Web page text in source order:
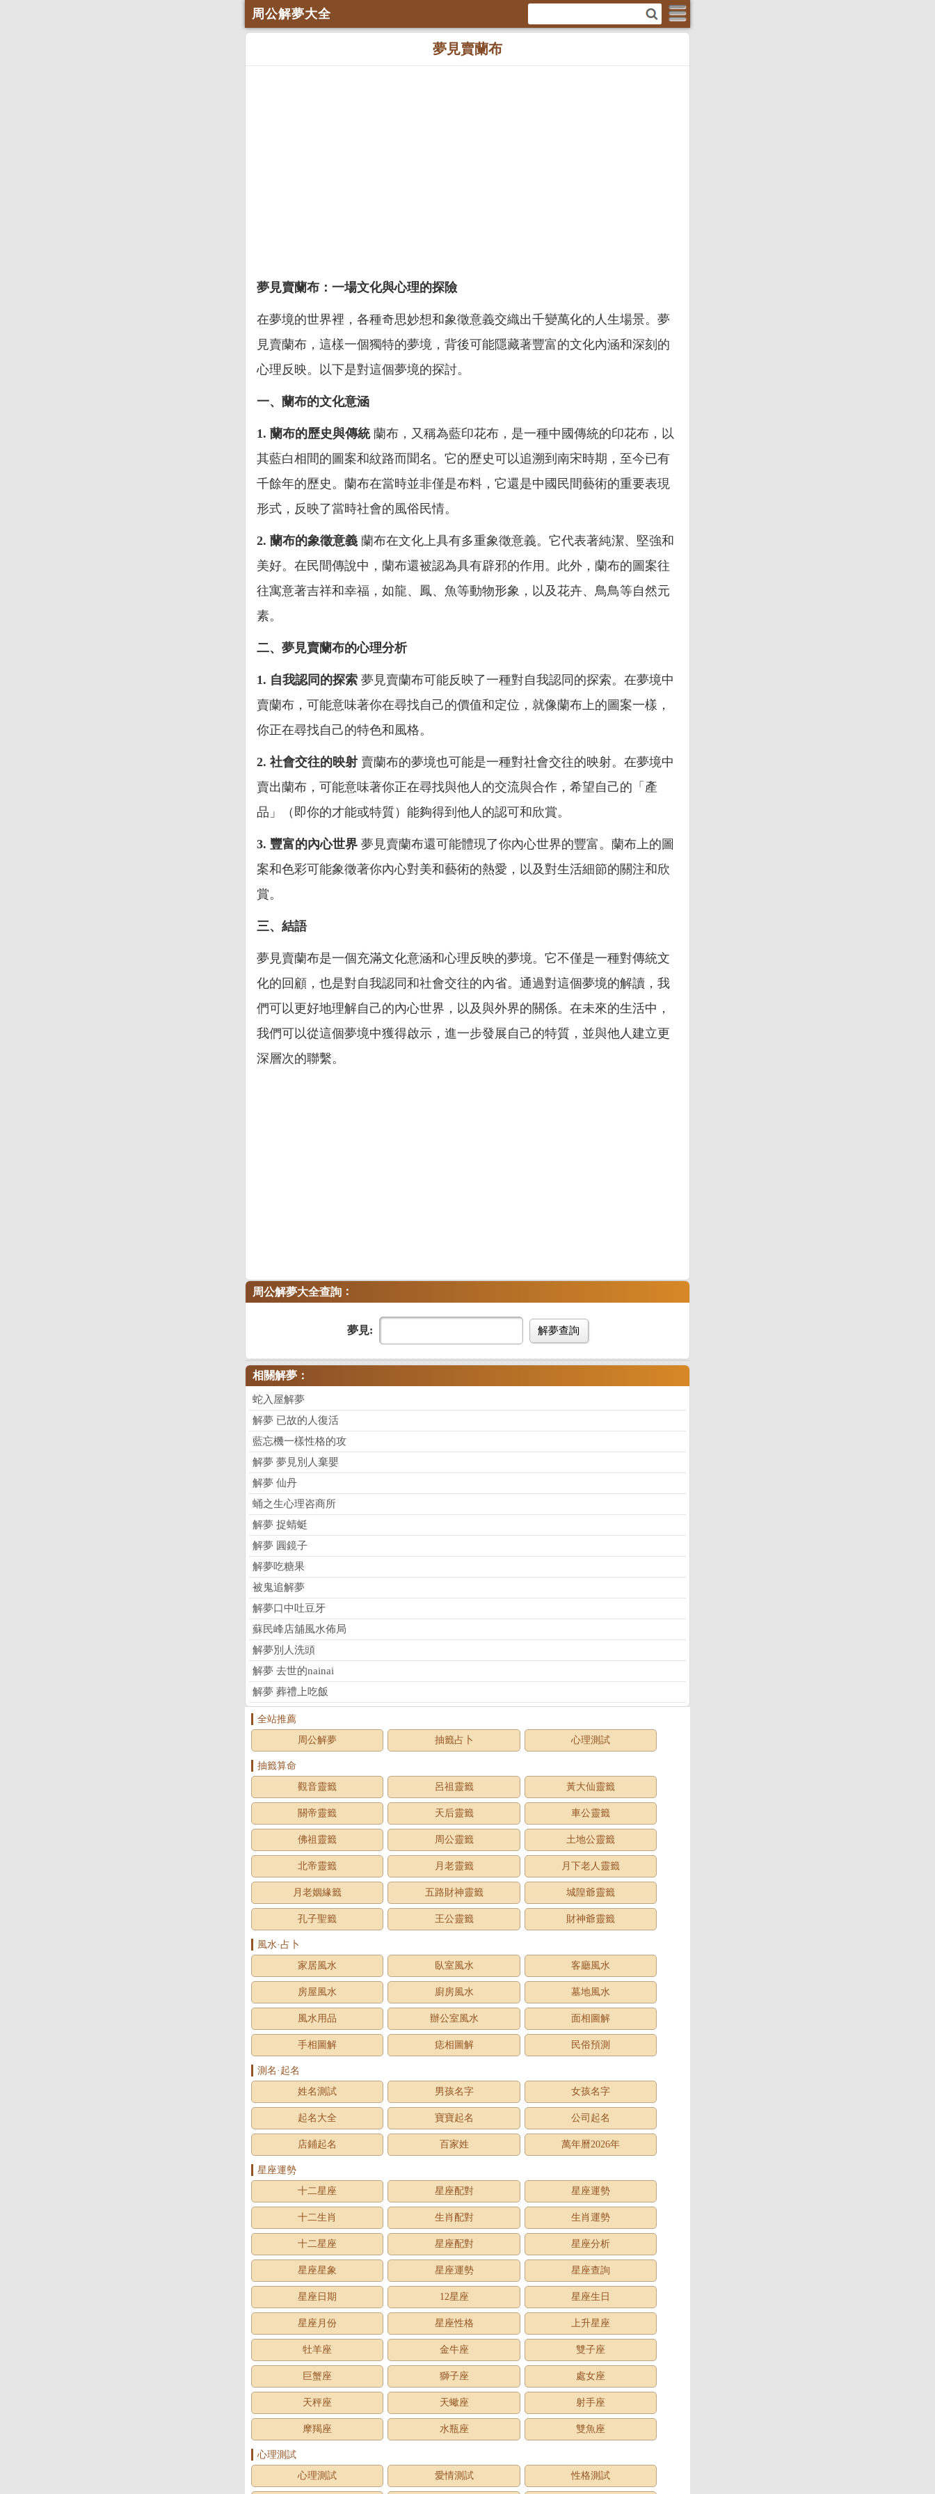
周公解夢大全
夢見賣蘭布
夢見賣蘭布：一場文化與心理的探險
在夢境的世界裡，各種奇思妙想和象徵意義交織出千變萬化的人生場景。夢
見賣蘭布，這樣一個獨特的夢境，背後可能隱藏著豐富的文化內涵和深刻的
心理反映。以下是對這個夢境的探討。
一、蘭布的文化意涵
1. 蘭布的歷史與傳統蘭布，又稱為藍印花布，是一種中國傳統的印花布，以
其藍白相間的圖案和紋路而聞名。它的歷史可以追溯到南宋時期，至今已有
千餘年的歷史。蘭布在當時並非僅是布料，它還是中國民間藝術的重要表現
形式，反映了當時社會的風俗民情。
2. 蘭布的象徵意義 蘭布在文化上具有多重象徵意義。它代表著純潔、堅強和
美好。在民間傳說中，蘭布還被認為具有辟邪的作用。此外，蘭布的圖案往
往寓意著吉祥和幸福，如龍、鳳、魚等動物形象，以及花卉、鳥鳥等自然元
素。
二、夢見賣蘭布的心理分析
1. 自我認同的探索 夢見賣蘭布可能反映了一種對自我認同的探索。在夢境中
賣蘭布，可能意味著你在尋找自己的價值和定位，就像蘭布上的圖案一樣，
你正在尋找自己的特色和風格。
2. 社會交往的映射 賣蘭布的夢境也可能是一種對社會交往的映射。在夢境中
賣出蘭布，可能意味著你正在尋找與他人的交流與合作，希望自己的「產
品」（即你的才能或特質）能夠得到他人的認可和欣賞。
3. 豐富的內心世界 夢見賣蘭布還可能體現了你內心世界的豐富。蘭布上的圖
案和色彩可能象徵著你內心對美和藝術的熱愛，以及對生活細節的關注和欣
賞。
三、結語
夢見賣蘭布是一個充滿文化意涵和心理反映的夢境。它不僅是一種對傳統文
化的回顧，也是對自我認同和社會交往的內省。通過對這個夢境的解讀，我
們可以更好地理解自己的內心世界，以及與外界的關係。在未來的生活中，
我們可以從這個夢境中獲得啟示，進一步發展自己的特質，並與他人建立更
深層次的聯繫。
周公解夢大全查詢 ：
夢見: 解夢查詢
相關解夢：
蛇入屋解夢
解夢 已故的人復活
藍忘機一樣性格的攻
解夢 夢見別人棄嬰
解夢 仙丹
蛹之生心理咨商所
解夢 捉蜻蜓
解夢 圓鏡子
解夢吃糖果
被鬼追解夢
解夢口中吐豆牙
蘇民峰店舖風水佈局
解夢別人洗頭
解夢 去世的nainai
解夢 葬禮上吃飯
全站推薦
周公解夢
抽籤占卜 心理測試
抽籤算命
觀音靈籤
呂祖靈籤 黃大仙靈籤
關帝靈籤 天后靈籤 車公靈籤
佛祖靈籤 周公靈籤 土地公靈籤
北帝靈籤 月老靈籤 月下老人靈籤
月老姻緣籤 五路財神靈籤 城隍爺靈籤
孔子聖籤 王公靈籤 財神爺靈籤
風水·占卜
家居風水
臥室風水 客廳風水
房屋風水 廚房風水 墓地風水
風水用品 辦公室風水 面相圖解
手相圖解 痣相圖解 民俗預測
測名·起名
姓名測試
男孩名字 女孩名字
起名大全 寶寶起名 公司起名
店鋪起名 百家姓 萬年曆2026年
星座運勢
十二星座
星座配對 星座運勢
十二生肖 生肖配對 生肖運勢
十二星座 星座配對 星座分析
星座星象 星座運勢 星座查詢
星座日期 12星座 星座生日
星座月份 星座性格 上升星座
牡羊座 金牛座 雙子座
巨蟹座 獅子座 處女座
天秤座 天蠍座 射手座
摩羯座 水瓶座 雙魚座
心理測試
心理測試
愛情測試 性格測試